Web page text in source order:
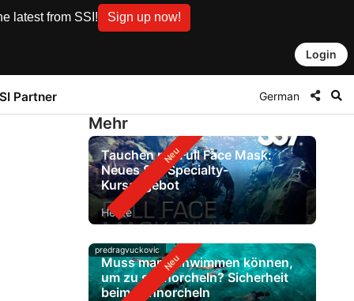
latest from SSI! Sign up now!
Login
Partner German
Mehr
Tauchen mit Full Face Mask:
Neues SSI-Specialty-
Kursangebot
Heute
predragvuckovic
Muss man schwimmen können,
um zu schnorcheln? Sicherheit
beim Schnorcheln